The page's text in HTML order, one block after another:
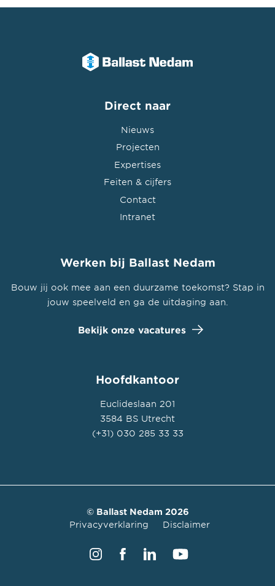
Direct naar
Nieuws
Projecten
Expertises
Feiten & cijfers
Contact
Intranet
Werken bij Ballast Nedam
Bouw jij ook mee aan een duurzame toekomst? Stap in
jouw speelveld en ga de uitdaging aan.
Bekijk onze vacatures
Hoofdkantoor
Euclideslaan 201
3584 BS Utrecht
(+31) 030 285 33 33
© Ballast Nedam 2026
Privacyverklaring
Disclaimer